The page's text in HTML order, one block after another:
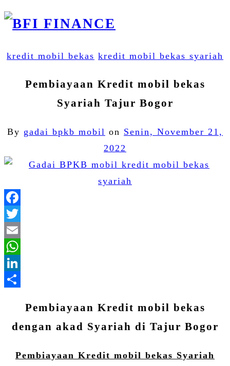
kredit mobil bekas kredit mobil bekas syariah
Pembiayaan Kredit mobil bekas
Syariah Tajur Bogor
By gadai bpkb mobil on Senin, November 21,
2022
Pembiayaan Kredit mobil bekas
dengan akad Syariah di Tajur Bogor
Pembiayaan Kredit mobil bekas Syariah